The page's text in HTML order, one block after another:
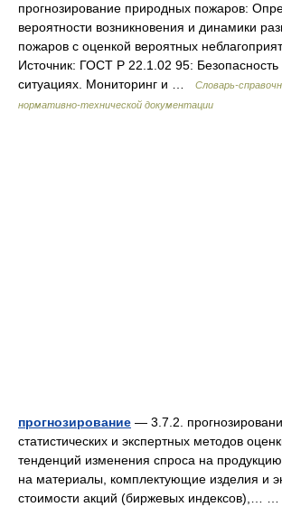
прогнозирование природных пожаров:
вероятности возникновения и динамики
пожаров с оценкой вероятных
Источник: ГОСТ Р 22.1.02 95:
ситуациях. Мониторинг и …
Словарь-
нормативно-технической документации
прогнозирование — 3.7.2.
статистических и экспертных методов
тенденций изменения спроса на
на материалы, комплектующие изделия и
стоимости акций (биржевых индексов),… …